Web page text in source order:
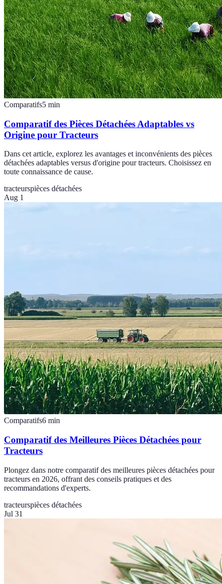
Comparatifs5 min
Comparatif des Pièces Détachées Adaptables vs
Origine pour Tracteurs
Dans cet article, explorez les avantages et inconvénients des pièces
détachées adaptables versus d'origine pour tracteurs. Choisissez en
toute connaissance de cause.
tracteurspièces détachées
Aug 1
Comparatifs6 min
Comparatif des Meilleures Pièces Détachées pour
Tracteurs
Plongez dans notre comparatif des meilleures pièces détachées pour
tracteurs en 2026, offrant des conseils pratiques et des
recommandations d'experts.
tracteurspièces détachées
Jul 31